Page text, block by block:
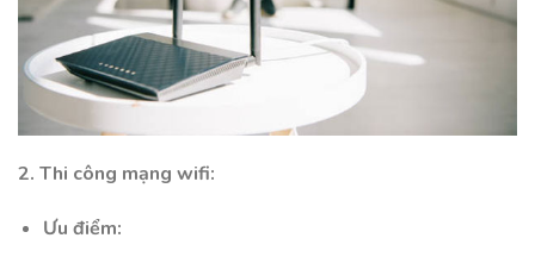
2. Thi công mạng wifi:
Ưu điểm: